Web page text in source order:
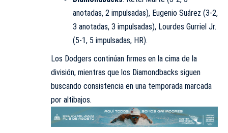
anotadas, 2 impulsadas), Eugenio Suárez (3-2,
3 anotadas, 3 impulsadas), Lourdes Gurriel Jr.
(5-1, 5 impulsadas, HR).
Los Dodgers continúan firmes en la cima de la
división, mientras que los Diamondbacks siguen
buscando consistencia en una temporada marcada
por altibajos.